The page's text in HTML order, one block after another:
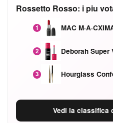
Rossetto Rosso: i piu
1
2 Deborah
3
Vedi la classifica